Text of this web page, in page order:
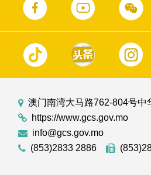
澳门南湾大马路762-804号中
https://www.gcs.gov.mo
info@gcs.gov.mo
(853)2833 2886